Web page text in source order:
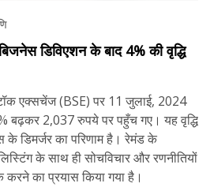
डिविएशन के बाद 4% की वृद्धि
एक्सचेंज (BSE) पर 11 जुलाई, 2024
बढ़कर 2,037 रुपये पर पहुँच गए। यह वृद्धि
डिमर्जर का परिणाम है। रेमंड के
के साथ ही सोचविचार और रणनीतियों
का प्रयास किया गया है।